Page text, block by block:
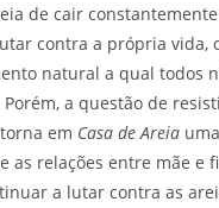
de cair
contra a própria vida,
natural a qual todos
a questão de
em Casa de Areia
as relações entre mãe e
a lutar contra as